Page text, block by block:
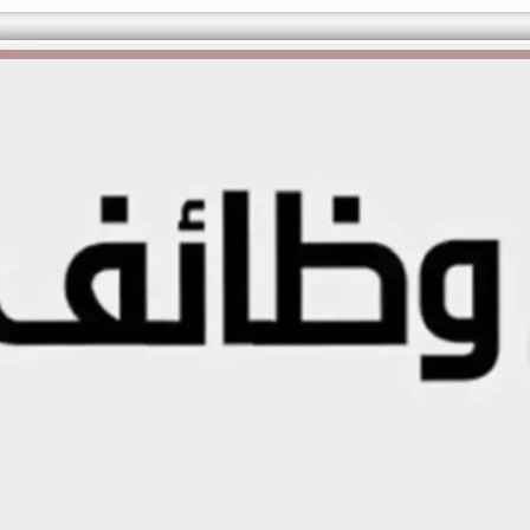
الكاتبة إلهام شرشر تهنئ الرئيس
السيسي بعيد ميلاده وتُشيد بجهوده